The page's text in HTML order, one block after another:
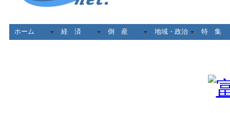
ホーム 経 済 倒 産 地域・政治 特 集